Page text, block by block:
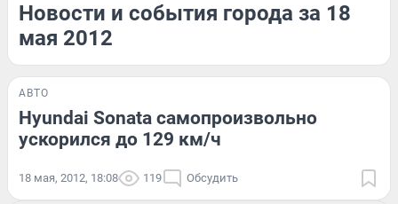
Новости и события города за 18
мая 2012
АВТО
Hyundai Sonata самопроизвольно
ускорился до 129 км/ч
18 мая, 2012, 18:08 119 Обсудить